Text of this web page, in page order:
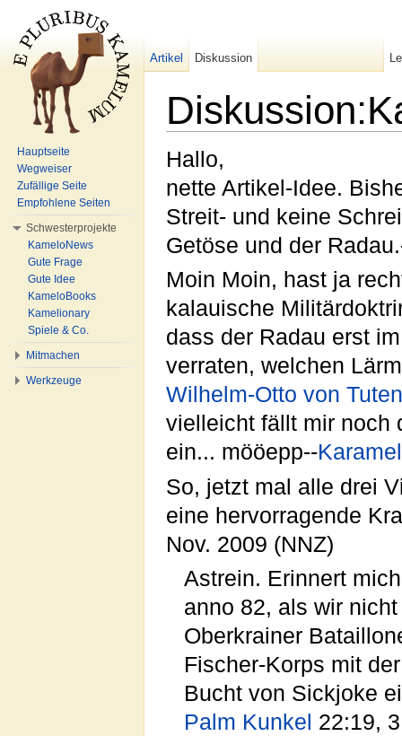
Hallo,
nette Artikel-Idee.
Streit- und keine
Getöse und der
Moin Moin, hast ja
kalauische
dass der Radau erst
verraten, welchen
Wilhelm-Otto von
vielleicht fällt mir noch
ein... mööepp--
So, jetzt mal alle drei
eine hervorragende
Nov. 2009 (NNZ)
Astrein. Erinnert
anno 82, als wir
Oberkrainer
Fischer-Korps mit
Bucht von Sickjoke
Palm Kunkel 22:19,
Artikel Diskussion
Hauptseite
Wegweiser
Zufällige Seite
Empfohlene Seiten
Schwesterprojekte
KameloNews
Gute Frage
Gute Idee
KameloBooks
Kamelionary
Spiele & Co.
Mitmachen
Werkzeuge